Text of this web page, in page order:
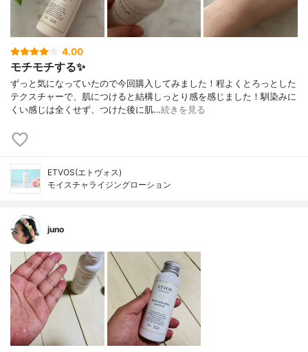
4.00
モチモチする✨
ずっと気になっていたので今回購入してみました！程よくとろっとした
テクスチャーで、肌につけると結構しっとり感を感じました！馴染みに
くい感じは全くせず、つけた後に肌…続きを見る
ETVOS(エトヴォス)
モイスチャライジングローション
juno